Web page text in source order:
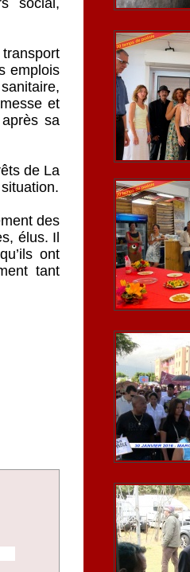
social,
emplois
et
sa
de La
des
élus. Il
ont
tant